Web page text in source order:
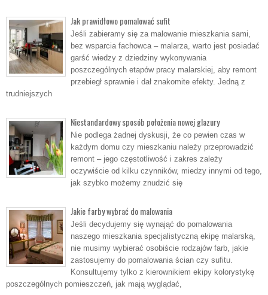
Jak prawidłowo pomalować sufit
Jeśli zabieramy się za malowanie mieszkania sami,
bez wsparcia fachowca – malarza, warto jest posiadać
garść wiedzy z dziedziny wykonywania
poszczególnych etapów pracy malarskiej, aby remont
przebiegł sprawnie i dał znakomite efekty. Jedną z
trudniejszych
Niestandardowy sposób położenia nowej glazury
Nie podlega żadnej dyskusji, że co pewien czas w
każdym domu czy mieszkaniu należy przeprowadzić
remont – jego częstotliwość i zakres zależy
oczywiście od kilku czynników, miedzy innymi od tego,
jak szybko możemy znudzić się
Jakie farby wybrać do malowania
Jeśli decydujemy się wynająć do pomalowania
naszego mieszkania specjalistyczną ekipę malarską,
nie musimy wybierać osobiście rodzajów farb, jakie
zastosujemy do pomalowania ścian czy sufitu.
Konsultujemy tylko z kierownikiem ekipy kolorystykę
poszczególnych pomieszczeń, jak mają wyglądać,